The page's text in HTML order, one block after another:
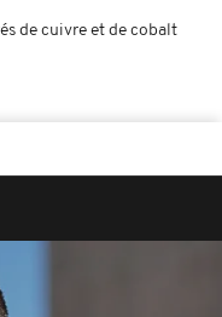
de cuivre et de cobalt